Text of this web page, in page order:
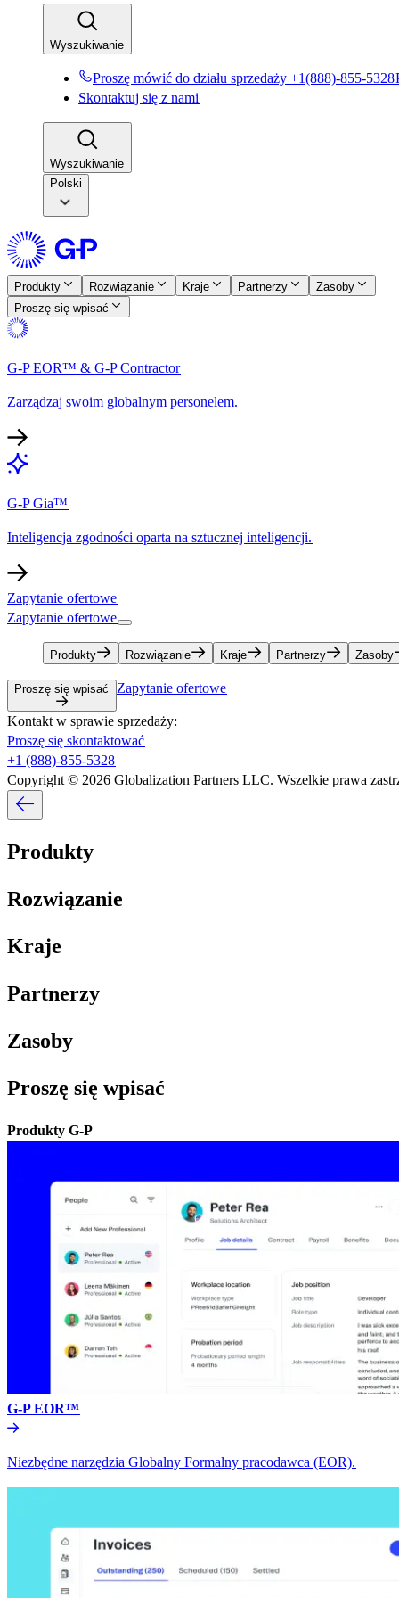
Wyszukiwanie​​
Proszę mówić do działu sprzedaży +1(888)-855-5328​​
Skontaktuj się z nami​​
Wyszukiwanie​​
Polski
Produkty​​ Rozwiązanie​​ Kraje​​ Partnerzy​​
Zasoby​​
Proszę się wpisać​​
G-P EOR™ & G-P Contractor​​
Zarządzaj swoim globalnym personelem.​​
G-P Gia™​​
Inteligencja zgodności oparta na sztucznej inteligencji.​​
Zapytanie ofertowe​​
Zapytanie ofertowe​​
Produkty​​ Rozwiązanie​​ Kraje​​ Partnerzy​​ Zasoby​​
Proszę się wpisać​​ Zapytanie ofertowe​​
Kontakt w sprawie sprzedaży:​​
Proszę się skontaktować​​
+1 (888)-855-5328​​
Copyright © 2026 Globalization Partners LLC. Wszelkie prawa
Produkty​​
Rozwiązanie​​
Kraje​​
Partnerzy​​
Zasoby​​
Proszę się wpisać​​
Produkty G-P​​
G-P EOR™​​
Niezbędne narzędzia Globalny Formalny pracodawca (EOR).​​